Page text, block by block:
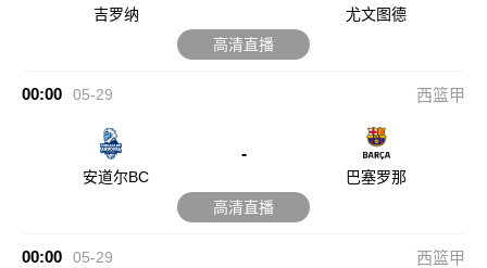
吉罗纳
尤文图德
高清直播
00:00 05-29 西篮甲
安道尔BC
-
巴塞罗那
高清直播
00:00 05-29 西篮甲